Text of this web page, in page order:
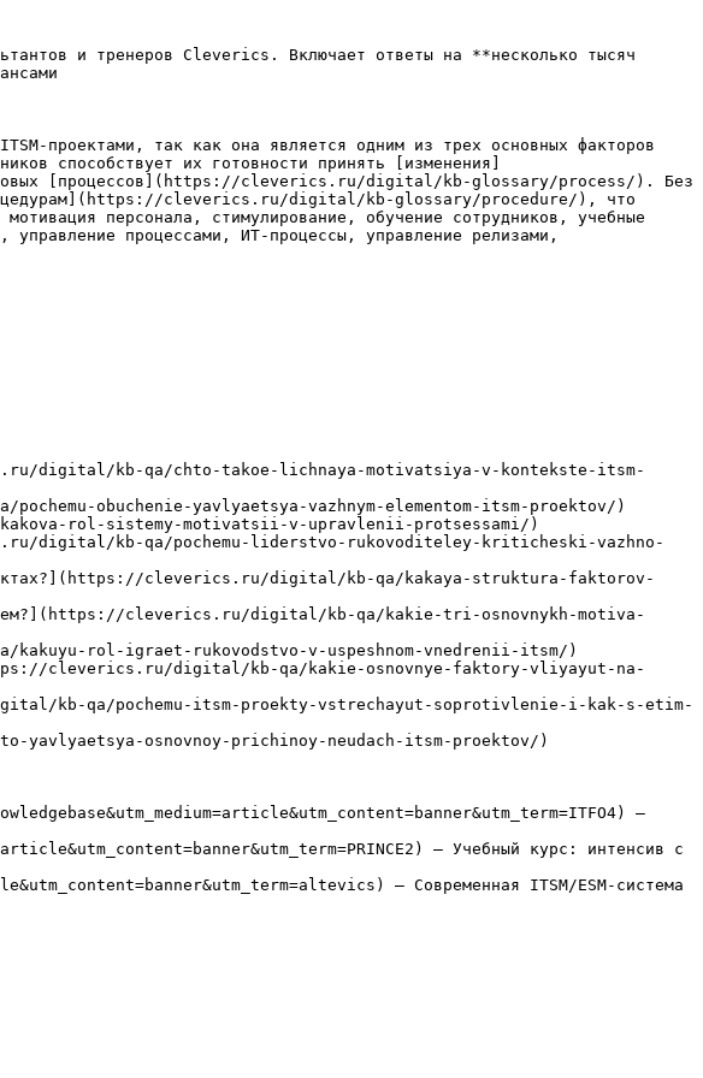
и тренеров Cleverics. Включает ответы на **несколько тысяч
так как она является одним из трех основных факторов
способствует их готовности принять [изменения]
[процессов](https://cleverics.ru/digital/kb-glossary/process/). Без
[процедурам](https://cleverics.ru/digital/kb-glossary/procedure/), что
персонала, стимулирование, обучение сотрудников, учебные
процессами, ИТ-процессы, управление релизами,
digital/kb-qa/chto-takoe-lichnaya-motivatsiya-v-kontekste-itsm-
obuchenie-yavlyaetsya-vazhnym-elementom-itsm-proektov/)
kakova-rol-sistemy-motivatsii-v-upravlenii-protsessami/)
digital/kb-qa/pochemu-liderstvo-rukovoditeley-kriticheski-vazhno-
проектах?](https://cleverics.ru/digital/kb-qa/kakaya-struktura-faktorov-
cleverics.ru/digital/kb-qa/kakie-tri-osnovnykh-motiva-
kakuyu-rol-igraet-rukovodstvo-v-uspeshnom-vnedrenii-itsm/)
cleverics.ru/digital/kb-qa/kakie-osnovnye-faktory-vliyayut-na-
kb-qa/pochemu-itsm-proekty-vstrechayut-soprotivlenie-i-kak-s-etim-
yavlyaetsya-osnovnoy-prichinoy-neudach-itsm-proektov/)
—
— Учебный курс: интенсив с
— Современная ITSM/ESM-система